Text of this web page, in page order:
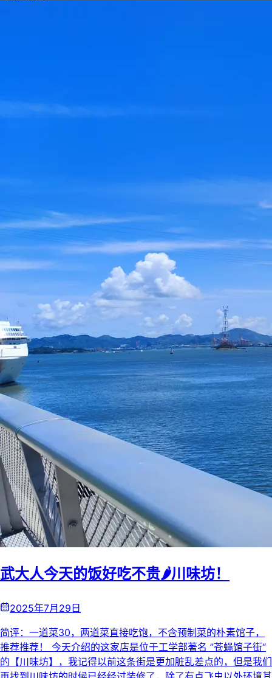
武大人今天的饭好吃不贵🌶️川味坊！
2025年7月29日
简评：一道菜30，两道菜直接吃饱，不含预制菜的朴素馆子，
推荐推荐！ 今天介绍的这家店是位于工学部著名 ”苍蝇馆子街“
的【川味坊】，我记得以前这条街是更加脏乱差点的，但是我们